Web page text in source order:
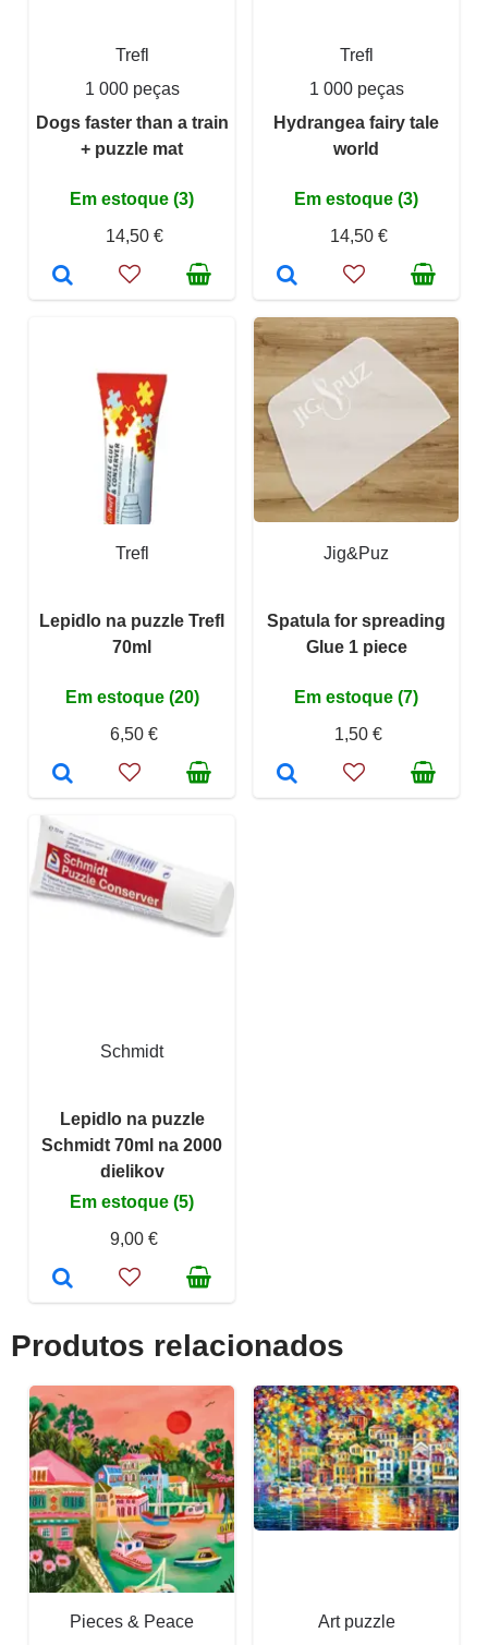
Trefl
1 000 peças
Dogs faster than a train
+ puzzle mat
Em estoque (3)
14,50 €
Trefl
1 000 peças
Hydrangea fairy tale
world
Em estoque (3)
14,50 €
Trefl
Lepidlo na puzzle Trefl
70ml
Em estoque (20)
6,50 €
Jig&Puz
Spatula for spreading
Glue 1 piece
Em estoque (7)
1,50 €
Schmidt
Lepidlo na puzzle
Schmidt 70ml na 2000
dielikov
Em estoque (5)
9,00 €
Produtos relacionados
Pieces & Peace
Art puzzle